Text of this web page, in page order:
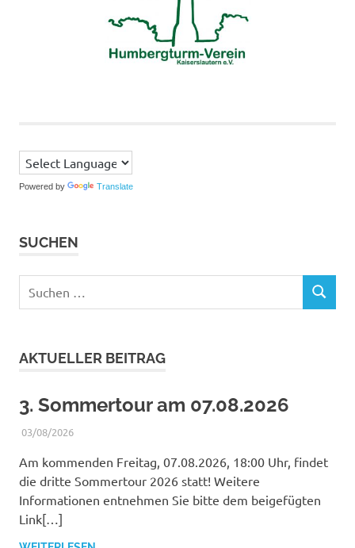
Powered by Translate
SUCHEN
nach:
SUCHEN
AKTUELLER BEITRAG
3. Sommertour am 07.08.2026
03/08/2026WERNER
BERICHTE
Am kommenden Freitag, 07.08.2026, 18:00 Uhr, findet
die dritte Sommertour 2026 statt! Weitere
Informationen entnehmen Sie bitte dem beigefügten
Link[…]